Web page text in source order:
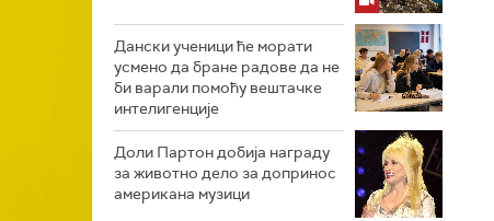
Дански ученици ће морати
усмено да бране радове да не
би варали помоћу вештачке
интелигенције
Доли Партон добија награду
за животно дело за допринос
американа музици